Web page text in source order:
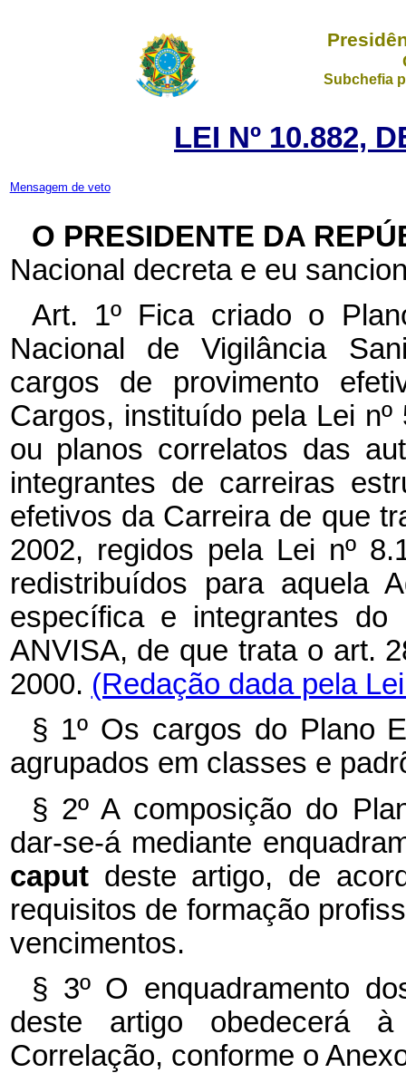
Subchefia
LEI Nº 10.882,
Mensagem de veto
O PRESIDENTE DA
Nacional decreta e eu
Art. 1º Fica criado o
Nacional de Vigilância
cargos de provimento
Cargos, instituído pela Lei nº
ou planos correlatos das
integrantes de carreiras
efetivos da Carreira de que
2002, regidos pela Lei nº
redistribuídos para aquela
específica e integrantes
ANVISA, de que trata o art.
2000. (Redação dada pela
§ 1º Os cargos do Plano
agrupados em classes e
§ 2º A composição do
dar-se-á mediante
caput deste artigo, de
requisitos de formação
vencimentos.
§ 3º O enquadramento
deste artigo obedecerá
Correlação, conforme o